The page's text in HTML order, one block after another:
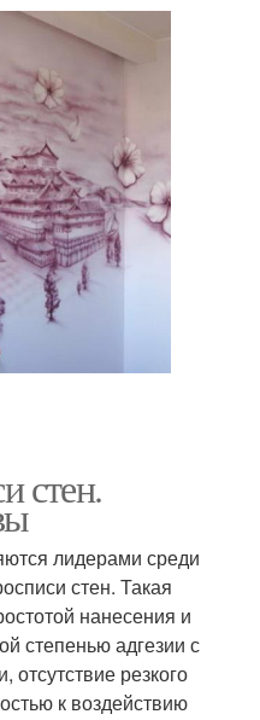
стен.
лидерами среди
стен. Такая
нанесения и
степенью адгезии с
отсутствие резкого
к воздействию